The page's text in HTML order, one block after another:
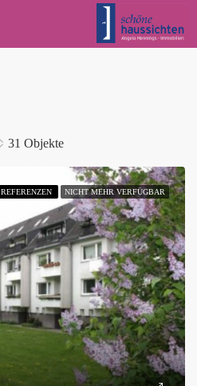
31 Objekte
REFERENZEN NICHT MEHR VERFÜGBAR